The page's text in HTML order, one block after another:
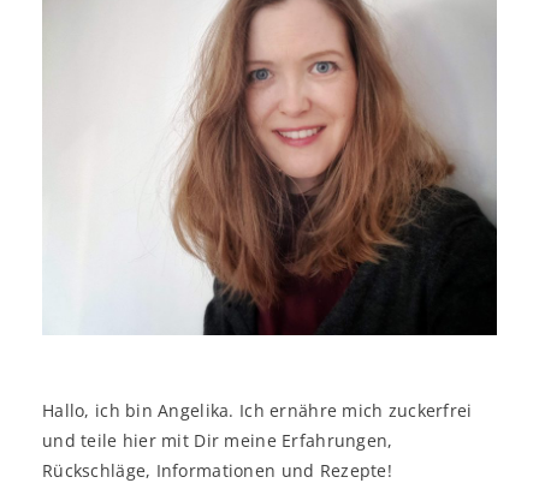
Hallo, ich bin Angelika. Ich ernähre mich zuckerfrei
und teile hier mit Dir meine Erfahrungen,
Rückschläge, Informationen und Rezepte!